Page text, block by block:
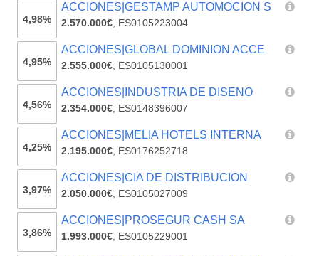
4,98%
ACCIONES|GESTAMP AUTOMOCION S
2.570.000€, ES0105223004
4,95%
ACCIONES|GLOBAL DOMINION ACCE
2.555.000€, ES0105130001
4,56%
ACCIONES|INDUSTRIA DE DISENO
2.354.000€, ES0148396007
4,25%
ACCIONES|MELIA HOTELS INTERNA
2.195.000€, ES0176252718
3,97%
ACCIONES|CIA DE DISTRIBUCION
2.050.000€, ES0105027009
3,86%
ACCIONES|PROSEGUR CASH SA
1.993.000€, ES0105229001